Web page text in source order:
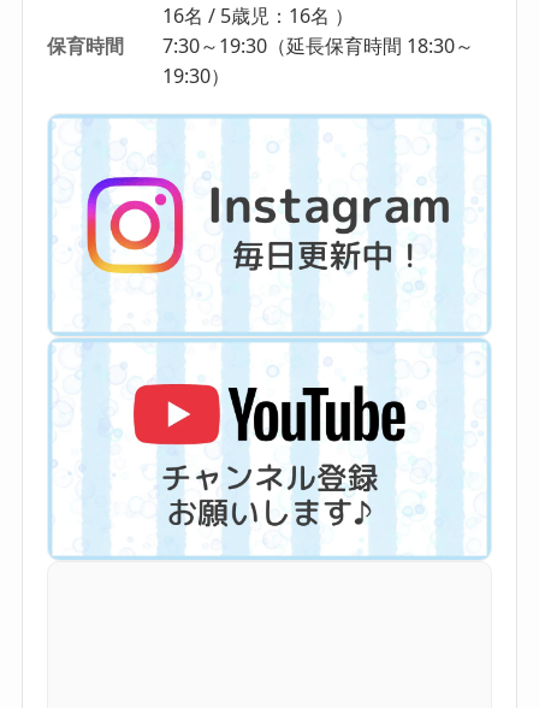
16名 / 5歳児：16名 ）
保育時間
7:30～19:30（延長保育時間 18:30～
19:30）